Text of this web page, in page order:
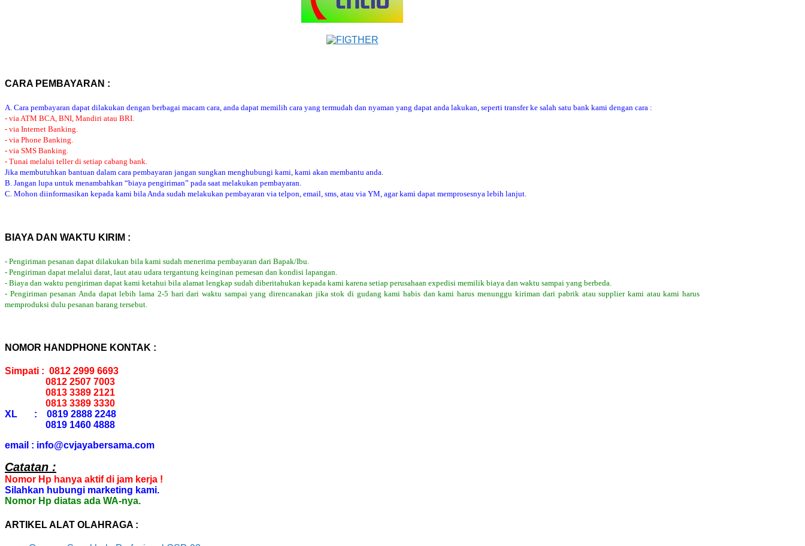
CARA PEMBAYARAN :
A. Cara pembayaran dapat dilakukan dengan berbagai macam cara, anda dapat memilih cara yang termudah dan nyaman yang dapat anda lakukan, seperti transfer ke salah satu bank kami dengan cara :
- via ATM BCA, BNI, Mandiri atau BRI.
- via Internet Banking.
- via Phone Banking.
- via SMS Banking.
- Tunai melalui teller di setiap cabang bank.
Jika membutuhkan bantuan dalam cara pembayaran jangan sungkan menghubungi kami, kami akan membantu anda.
B. Jangan lupa untuk menambahkan “biaya pengiriman” pada saat melakukan pembayaran.
C. Mohon diinformasikan kepada kami bila Anda sudah melakukan pembayaran via telpon, email, sms, atau via YM, agar kami dapat memprosesnya lebih lanjut.
BIAYA DAN WAKTU KIRIM :
- Pengiriman pesanan dapat dilakukan bila kami sudah menerima pembayaran dari Bapak/Ibu.
- Pengiriman dapat melalui darat, laut atau udara tergantung keinginan pemesan dan kondisi lapangan.
- Biaya dan waktu pengiriman dapat kami ketahui bila alamat lengkap sudah diberitahukan kepada kami karena setiap perusahaan expedisi memilik biaya dan waktu sampai yang berbeda.
- Pengiriman pesanan Anda dapat lebih lama 2-5 hari dari waktu sampai yang direncanakan jika stok di gudang kami habis dan kami harus menunggu kiriman dari pabrik atau supplier kami atau kami harus
memproduksi dulu pesanan barang tersebut.
NOMOR HANDPHONE KONTAK :
Simpati : 0812 2999 6693
0812 2507 7003
0813 3389 2121
0813 3389 3330
XL : 0819 2888 2248
0819 1460 4888
email : info@cvjayabersama.com
Catatan :
Nomor Hp hanya aktif di jam kerja !
Silahkan hubungi marketing kami.
Nomor Hp diatas ada WA-nya.
ARTIKEL ALAT OLAHRAGA :